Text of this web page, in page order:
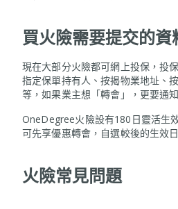
買火險需要提交的資
現在大部分火險都可網上投保，投
指定保單持有人、按揭物業地址、
等，如果業主想「轉會」，更要通
OneDegree火險設有180日靈活生
可先享優惠轉會，自選較後的生效
火險常見問題